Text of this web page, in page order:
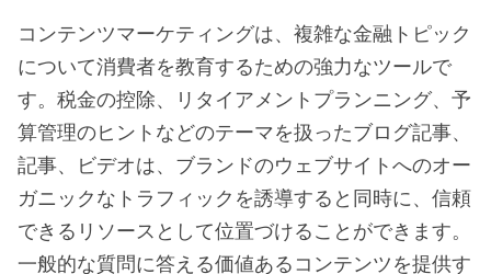
コンテンツマーケティングは、複雑な金融トピック
について消費者を教育するための強力なツールで
す。税金の控除、リタイアメントプランニング、予
算管理のヒントなどのテーマを扱ったブログ記事、
記事、ビデオは、ブランドのウェブサイトへのオー
ガニックなトラフィックを誘導すると同時に、信頼
できるリソースとして位置づけることができます。
一般的な質問に答える価値あるコンテンツを提供す